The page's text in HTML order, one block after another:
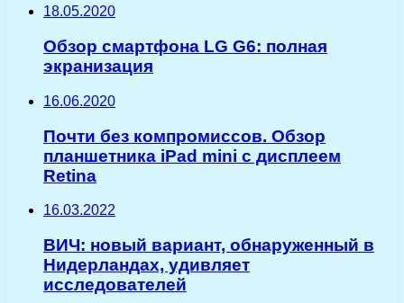
18.05.2020
Обзор смартфона LG G6: полная
экранизация
16.06.2020
Почти без компромиссов. Обзор
планшетника iPad mini с дисплеем
Retina
16.03.2022
ВИЧ: новый вариант, обнаруженный в
Нидерландах, удивляет
исследователей